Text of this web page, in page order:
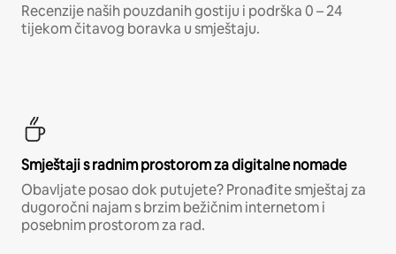
Recenzije naših pouzdanih gostiju i podrška 0 – 24
tijekom čitavog boravka u smještaju.
Smještaji s radnim prostorom za digitalne nomade
Obavljate posao dok putujete? Pronađite smještaj za
dugoročni najam s brzim bežičnim internetom i
posebnim prostorom za rad.